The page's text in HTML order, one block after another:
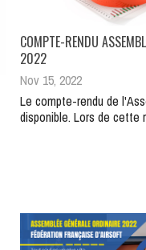
COMPTE-RENDU
2022
Nov 15, 2022
Le compte-rendu de
disponible. Lors de